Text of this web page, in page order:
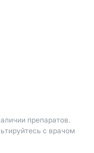
препаратов.
с врачом